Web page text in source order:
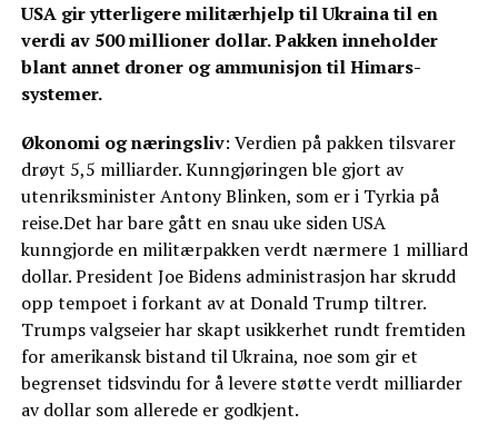
USA gir ytterligere militærhjelp til Ukraina til en
verdi av 500 millioner dollar. Pakken inneholder
blant annet droner og ammunisjon til Himars-
systemer.
Økonomi og næringsliv: Verdien på pakken tilsvarer
drøyt 5,5 milliarder. Kunngjøringen ble gjort av
utenriksminister Antony Blinken, som er i Tyrkia på
reise.Det har bare gått en snau uke siden USA
kunngjorde en militærpakken verdt nærmere 1 milliard
dollar. President Joe Bidens administrasjon har skrudd
opp tempoet i forkant av at Donald Trump tiltrer.
Trumps valgseier har skapt usikkerhet rundt fremtiden
for amerikansk bistand til Ukraina, noe som gir et
begrenset tidsvindu for å levere støtte verdt milliarder
av dollar som allerede er godkjent.